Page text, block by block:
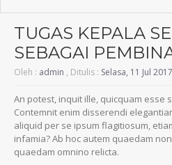
TUGAS KEPALA
SEBAGAI
Oleh : admin , Ditulis : Selasa, 11 Jul 2017
An potest, inquit ille, quicquam esse
Contemnit enim disserendi
aliquid per se ipsum flagitiosum,
infamia? Ab hoc autem quaedam
quaedam omnino relicta.